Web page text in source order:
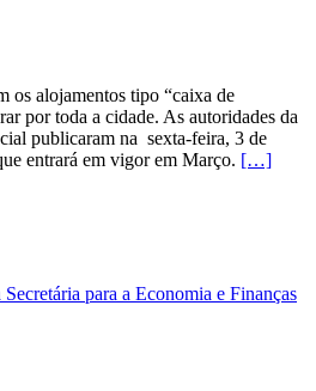
os alojamentos tipo “caixa de
por toda a cidade. As autoridades da
publicaram na sexta-feira, 3 de
entrará em vigor em Março. […]
para a Economia e Finanças